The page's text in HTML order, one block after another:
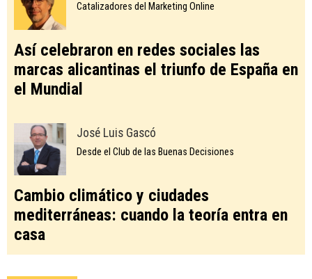
Catalizadores del Marketing Online
Así celebraron en redes sociales las
marcas alicantinas el triunfo de España en
el Mundial
José Luis Gascó
Desde el Club de las Buenas Decisiones
Cambio climático y ciudades
mediterráneas: cuando la teoría entra en
casa